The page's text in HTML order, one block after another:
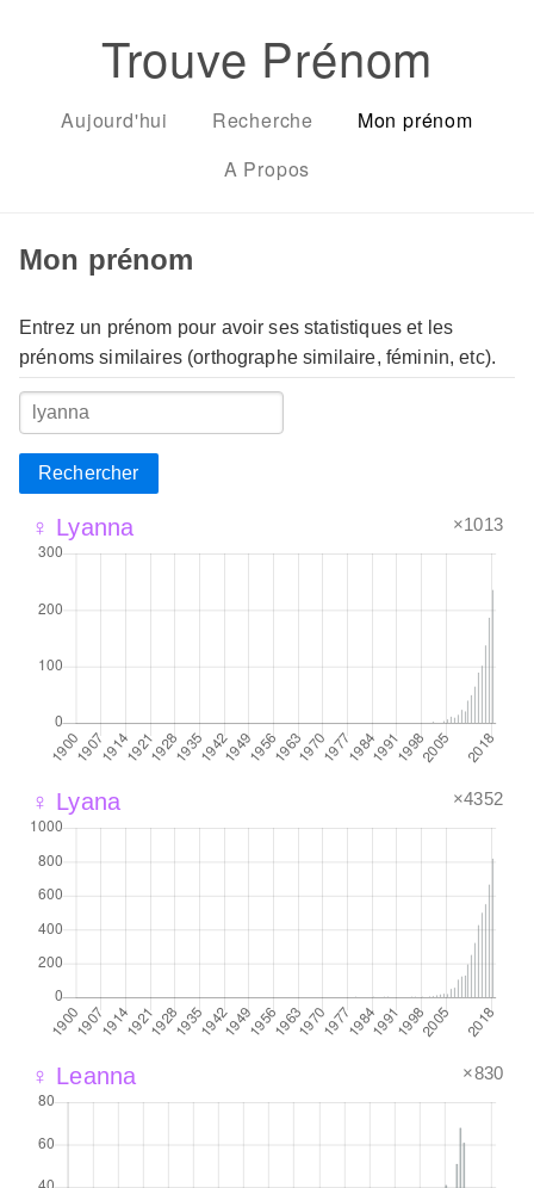
Trouve Prénom
Aujourd'hui Recherche
Mon prénom
A Propos
Mon prénom
Entrez un prénom pour avoir ses statistiques et les
prénoms similaires (orthographe similaire, féminin, etc).
Rechercher
♀ Lyanna ×1013
♀ Lyana ×4352
♀ Leanna ×830